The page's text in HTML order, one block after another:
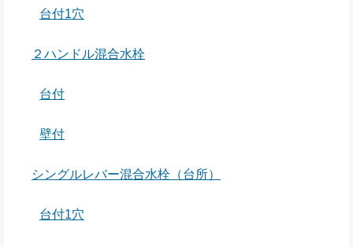
台付1穴
２ハンドル混合水栓
台付
壁付
シングルレバー混合水栓（台所）
台付1穴